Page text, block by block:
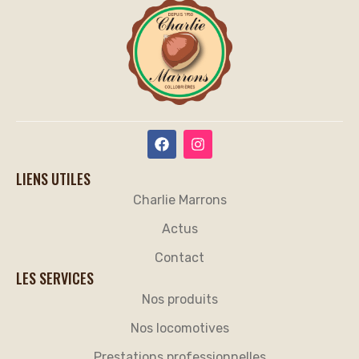
LIENS UTILES
Charlie Marrons
Actus
Contact
LES SERVICES
Nos produits
Nos locomotives